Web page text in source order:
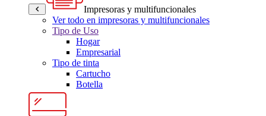
Impresoras y multifuncionales
Ver todo en impresoras y multifuncionales
Tipo de Uso
Hogar
Empresarial
Tipo de tinta
Cartucho
Botella